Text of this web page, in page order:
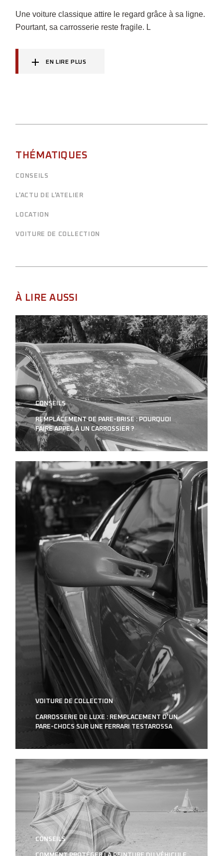
Une voiture classique attire le regard grâce à sa ligne.
Pourtant, sa carrosserie reste fragile. L
EN LIRE PLUS
THÉMATIQUES
CONSEILS
L'ACTU DE L'ATELIER
LOCATION
VOITURE DE COLLECTION
À LIRE AUSSI
CONSEILS
REMPLACEMENT DE PARE-BRISE : POURQUOI
FAIRE APPEL À UN CARROSSIER ?
VOITURE DE COLLECTION
CARROSSERIE DE LUXE : REMPLACEMENT D’UN
PARE-CHOCS SUR UNE FERRARI TESTAROSSA
CONSEILS